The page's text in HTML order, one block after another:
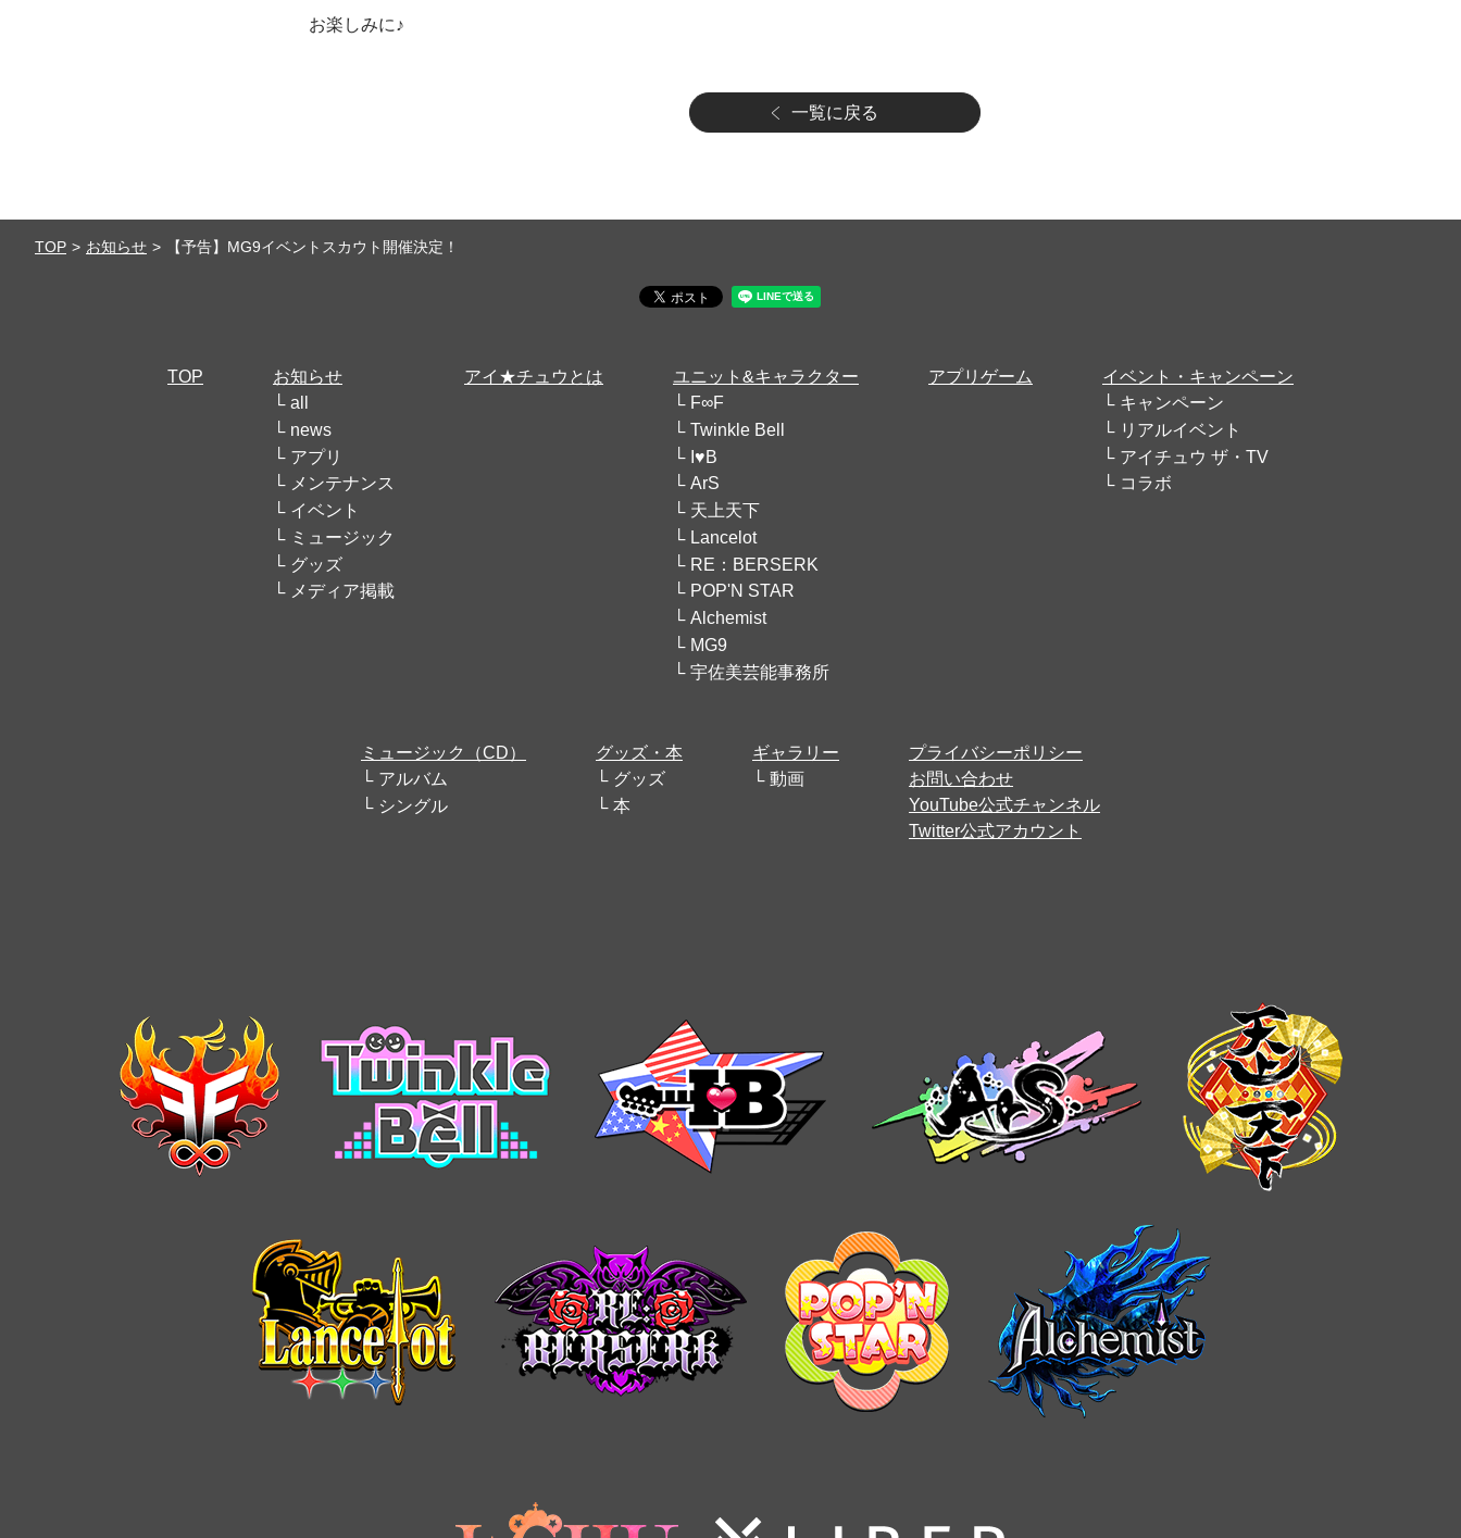
お楽しみに♪
一覧に戻る
TOP お知らせ 【予告】MG9イベントスカウト開催決定！
TOP
お知らせ
all
news
アプリ
メンテナンス
イベント
ミュージック
グッズ
メディア掲載
アイ★チュウとは
ユニット&キャラクター
F∞F
Twinkle Bell
I♥B
ArS
天上天下
Lancelot
RE：BERSERK
POP'N STAR
Alchemist
MG9
宇佐美芸能事務所
アプリゲーム
イベント・キャンペーン
キャンペーン
リアルイベント
アイチュウ ザ・TV
コラボ
ミュージック（CD）
アルバム
シングル
グッズ・本
グッズ
本
ギャラリー
動画
プライバシーポリシー
お問い合わせ
YouTube公式チャンネル
Twitter公式アカウント